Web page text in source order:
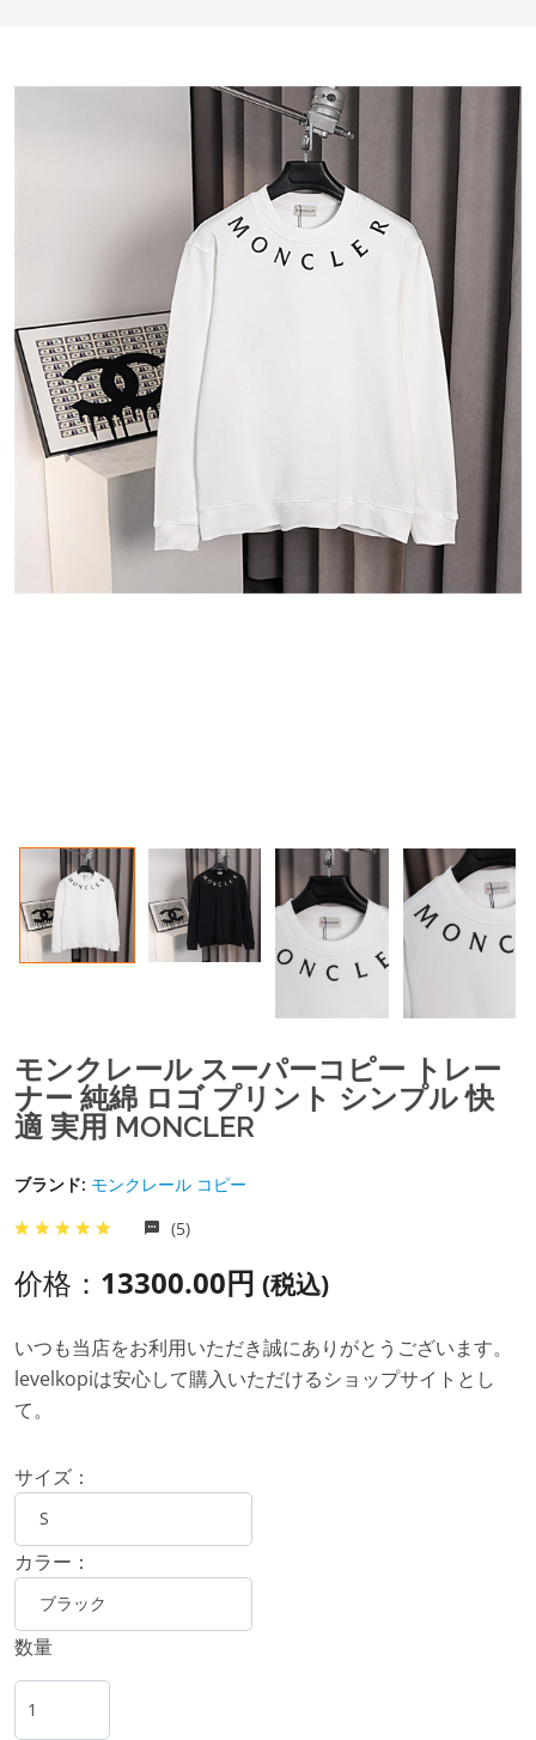
モンクレール スーパーコピー トレー
ナー 純綿 ロゴ プリント シンプル 快
適 実用 MONCLER
ブランド: モンクレール コピー
(5)
价格： 13300.00円 (税込)
いつも当店をお利用いただき誠にありがとうございます。
levelkopiは安心して購入いただけるショップサイトとし
て。
サイズ：
カラー：
数量